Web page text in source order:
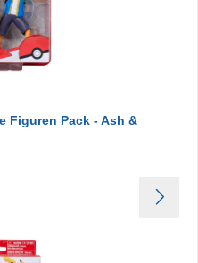
Figuren Pack - Ash &